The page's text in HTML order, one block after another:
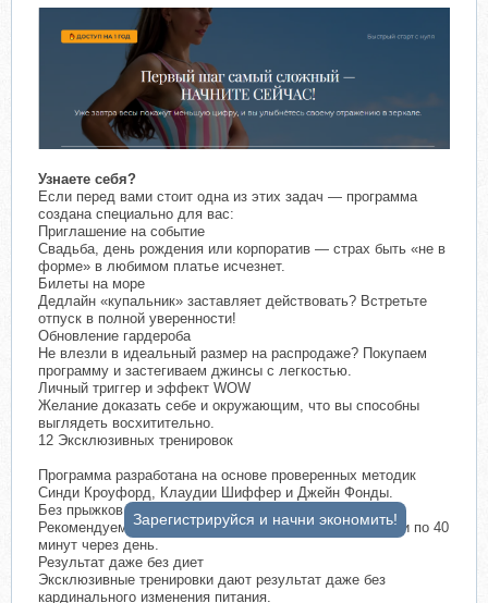
Узнаете себя?
Если перед вами стоит одна из этих задач — программа
создана специально для вас:
Приглашение на событие
Свадьба, день рождения или корпоратив — страх быть «не в
форме» в любимом платье исчезнет.
Билеты на море
Дедлайн «купальник» заставляет действовать? Встретьте
отпуск в полной уверенности!
Обновление гардероба
Не влезли в идеальный размер на распродаже? Покупаем
программу и застегиваем джинсы с легкостью.
Личный триггер и эффект WOW
Желание доказать себе и окружающим, что вы способны
выглядеть восхитительно.
12 Эксклюзивных тренировок
Программа разработана на основе проверенных методик
Синди Кроуфорд, Клаудии Шиффер и Джейн Фонды.
Без прыжков и бега для безопасности суставов.
Рекомендуем заниматься по 20 минут каждый день или по 40
минут через день.
Результат даже без диет
Эксклюзивные тренировки дают результат даже без
кардинального изменения питания.
Зарегистрируйся и начни экономить!